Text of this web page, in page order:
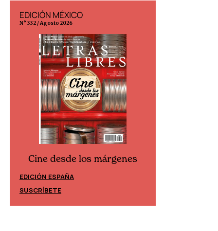
EDICIÓN MÉXICO
N° 332 / Agosto 2026
Cine desde los márgenes
EDICIÓN ESPAÑA
SUSCRÍBETE